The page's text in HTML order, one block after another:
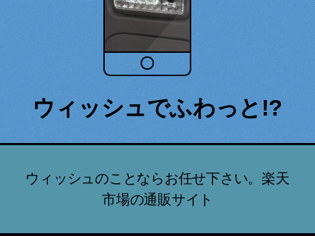
ウィッシュでふわっと!?
ウィッシュのことならお任せ下さい。楽天
市場の通販サイト